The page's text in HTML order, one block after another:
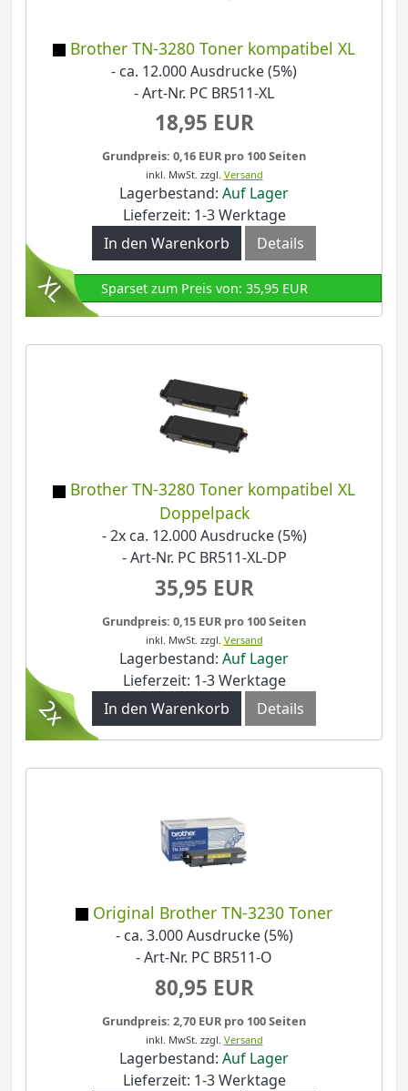
Brother TN-3280 Toner kompatibel XL
- ca. 12.000 Ausdrucke (5%)
- Art-Nr. PC BR511-XL
18,95 EUR
Grundpreis: 0,16 EUR pro 100 Seiten
inkl. MwSt. zzgl. Versand
Lagerbestand: Auf Lager
Lieferzeit: 1-3 Werktage
In den Warenkorb
Details
Sparset zum Preis von: 35,95 EUR
Brother TN-3280 Toner kompatibel XL
Doppelpack
- 2x ca. 12.000 Ausdrucke (5%)
- Art-Nr. PC BR511-XL-DP
35,95 EUR
Grundpreis: 0,15 EUR pro 100 Seiten
inkl. MwSt. zzgl. Versand
Lagerbestand: Auf Lager
Lieferzeit: 1-3 Werktage
In den Warenkorb
Details
Original Brother TN-3230 Toner
- ca. 3.000 Ausdrucke (5%)
- Art-Nr. PC BR511-O
80,95 EUR
Grundpreis: 2,70 EUR pro 100 Seiten
inkl. MwSt. zzgl. Versand
Lagerbestand: Auf Lager
Lieferzeit: 1-3 Werktage